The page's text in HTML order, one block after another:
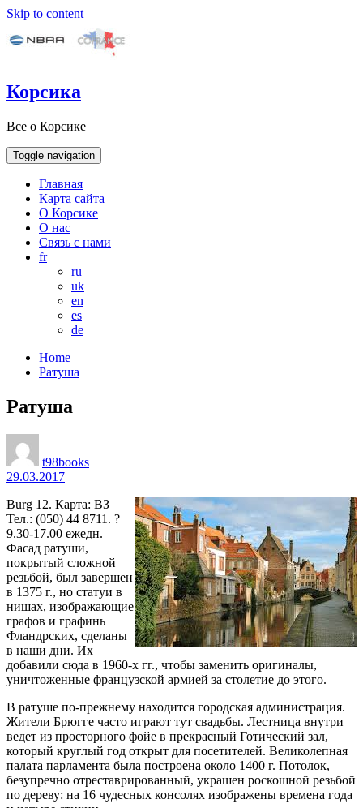
Skip to content
Корсика
Все о Корсике
Toggle navigation
Главная
Карта сайта
О Корсике
О нас
Связь с нами
fr
ru
uk
en
es
de
Home
Ратуша
Ратуша
t98books
29.03.2017
Burg 12. Карта: ВЗ
Тел.: (050) 44 8711. ?
9.30-17.00 ежедн.
Фасад ратуши,
покрытый сложной
резьбой, был завершен
в 1375 г., но статуи в
нишах, изображающие
графов и графинь
Фландрских, сделаны
в наши дни. Их
добавили сюда в 1960-х гг., чтобы заменить оригиналы,
уничтоженные французской армией за столетие до этого.
В ратуше по-прежнему находится городская администрация.
Жители Брюгге часто играют тут свадьбы. Лестница внутри
ведет из просторного фойе в прекрасный Готический зал,
который круглый год открыт для посетителей. Великолепная
палата парламента была построена около 1400 г. Потолок,
безупречно отреставрированный, украшен роскошной резьбой
по дереву: на 16 чудесных консолях изображены времена года